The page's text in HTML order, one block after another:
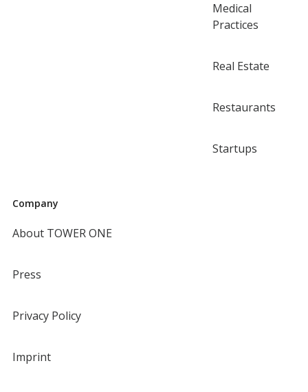
Medical
Practices
Real Estate
Restaurants
Startups
Company
About TOWER ONE
Press
Privacy Policy
Imprint